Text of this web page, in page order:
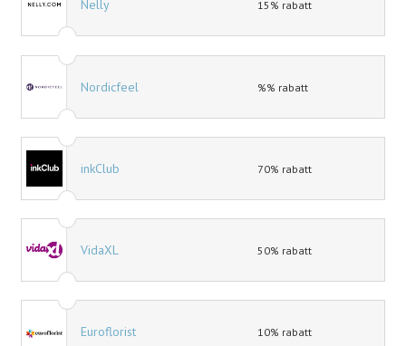
Nelly 15% rabatt
Nordicfeel %% rabatt
inkClub 70% rabatt
VidaXL 50% rabatt
Euroflorist 10% rabatt